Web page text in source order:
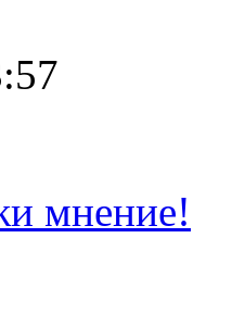
мнение!